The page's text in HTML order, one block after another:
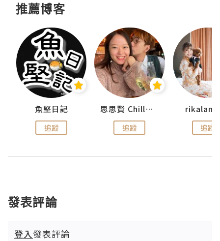
推薦博客
魚堅日記
追蹤
思思賢 ChillMyBabe
追蹤 追蹤
發表評論
登入發表評論